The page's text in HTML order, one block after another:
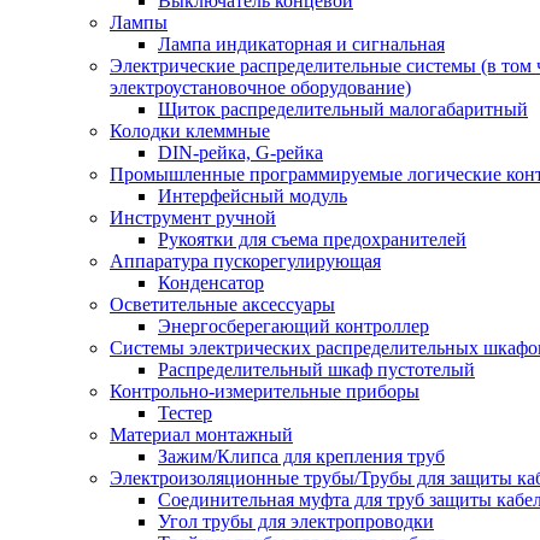
Лампы
Лампа индикаторная и сигнальная
Электрические распределительные системы (в том
электроустановочное оборудование)
Щиток распределительный малогабаритный
Колодки клеммные
DIN-рейка, G-рейка
Промышленные программируемые логические
Интерфейсный модуль
Инструмент ручной
Рукоятки для съема предохранителей
Аппаратура пускорегулирующая
Конденсатор
Осветительные аксессуары
Энергосберегающий контроллер
Системы электрических распределительных
Распределительный шкаф пустотелый
Контрольно-измерительные приборы
Тестер
Материал монтажный
Зажим/Клипса для крепления труб
Электроизоляционные трубы/Трубы для защиты
Соединительная муфта для труб защиты
Угол трубы для электропроводки